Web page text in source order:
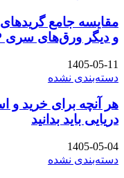
و دیگر ورق‌های سری P در استاندارد DIN و EN
1405-05-11
دسته‌بندی نشده
دریایی باید بدانید
1405-05-04
دسته‌بندی نشده